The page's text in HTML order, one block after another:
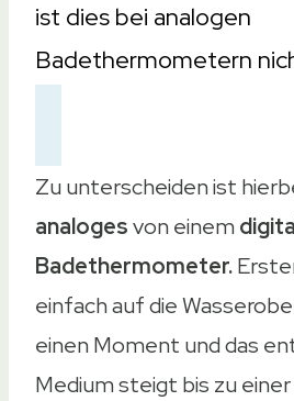
ist dies bei analogen
Badethermometern
Zu unterscheiden ist
analogesvon einem
Badethermometer.
einfach auf die
einen Moment und das
Medium steigt bis zu